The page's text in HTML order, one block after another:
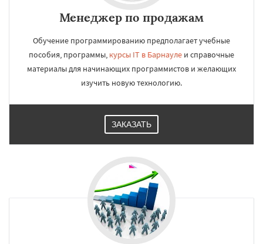
Менеджер по продажам
Обучение программированию предполагает учебные
пособия, программы, курсы IT в Барнауле и справочные
материалы для начинающих программистов и желающих
изучить новую технологию.
ЗАКАЗАТЬ